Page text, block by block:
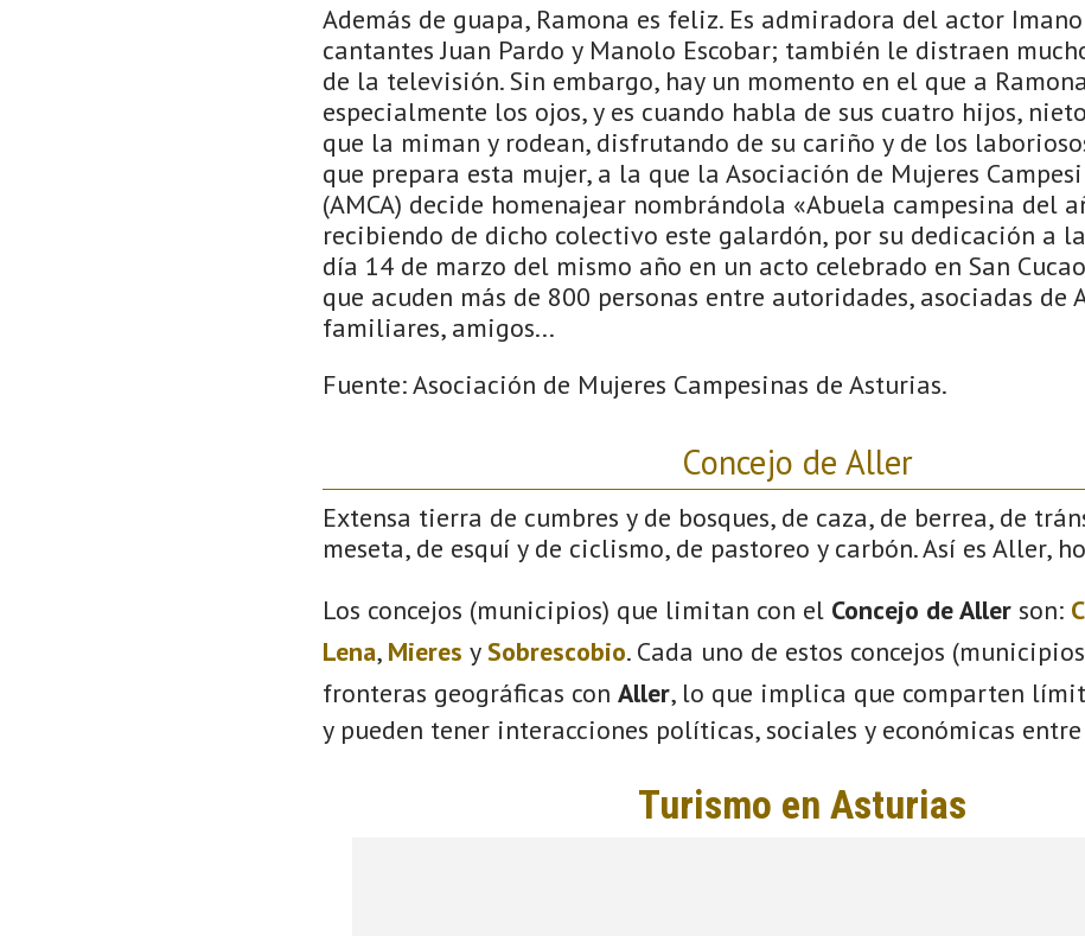
Además de guapa, Ramona es feliz. Es admiradora del actor
cantantes Juan Pardo y Manolo Escobar; también le distraen
de la televisión. Sin embargo, hay un momento en el que a
especialmente los ojos, y es cuando habla de sus cuatro hijos,
que la miman y rodean, disfrutando de su cariño y de los
que prepara esta mujer, a la que la Asociación de Mujeres
(AMCA) decide homenajear nombrándola «Abuela campesina del
recibiendo de dicho colectivo este galardón, por su dedicación a
día 14 de marzo del mismo año en un acto celebrado en San
que acuden más de 800 personas entre autoridades, asociadas de
familiares, amigos...
Fuente: Asociación de Mujeres Campesinas de Asturias.
Concejo de Aller
Extensa tierra de cumbres y de bosques, de caza, de berrea, de
meseta, de esquí y de ciclismo, de pastoreo y carbón. Así es Aller,
Los concejos (municipios) que limitan con el Concejo de Aller son:
Lena, Mieres ySobrescobio. Cada uno de estos concejos
fronteras geográficas con Aller, lo que implica que comparten
y pueden tener interacciones políticas, sociales y económicas